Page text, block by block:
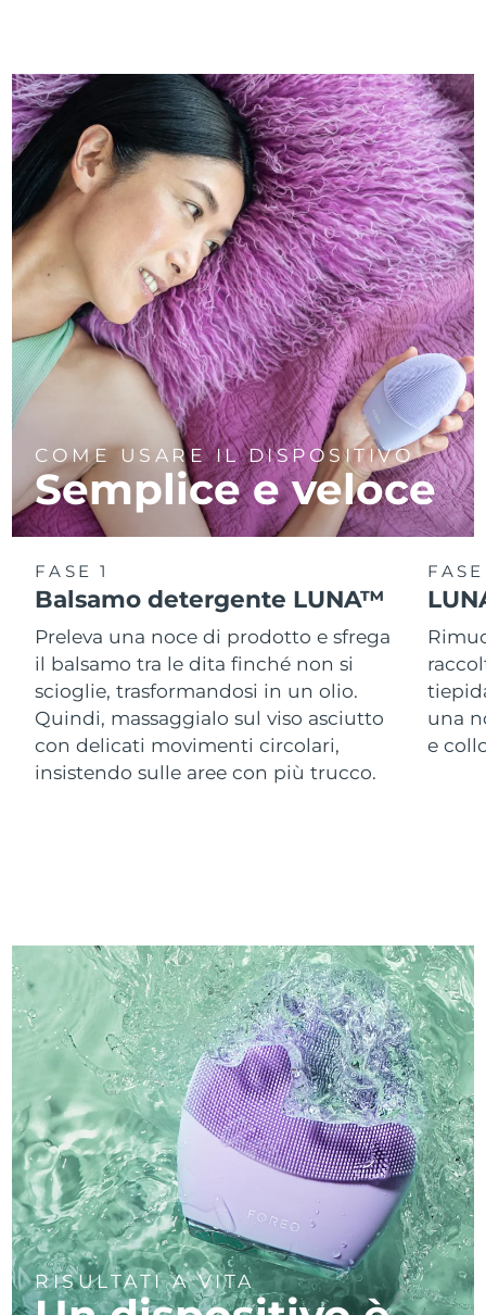
COME USARE IL DISPOSITIVO
Semplice e veloce
FASE 1
Balsamo detergente LUNA™
Preleva una noce di prodotto e sfrega
il balsamo tra le dita finché non si
scioglie, trasformandosi in un olio.
Quindi, massaggialo sul viso asciutto
con delicati movimenti circolari,
insistendo sulle aree con più trucco.
una
e
RISULTATI A VITA